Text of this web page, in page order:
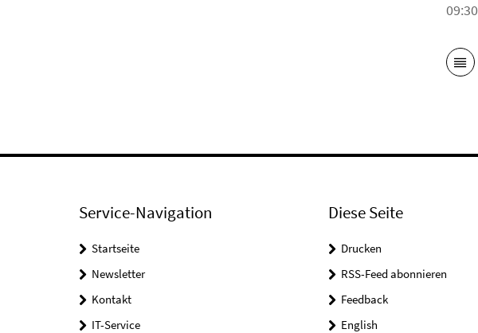
09:30
Service-Navigation
Startseite
Newsletter
Kontakt
IT-Service
Diese Seite
Drucken
RSS-Feed abonnieren
Feedback
English